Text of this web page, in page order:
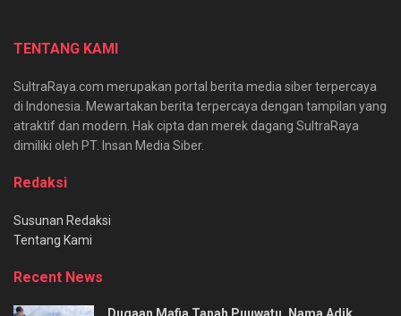
TENTANG KAMI
SultraRaya.com merupakan portal berita media siber terpercaya
di Indonesia. Mewartakan berita terpercaya dengan tampilan yang
atraktif dan modern. Hak cipta dan merek dagang SultraRaya
dimiliki oleh PT. Insan Media Siber.
Redaksi
Susunan Redaksi
Tentang Kami
Recent News
Dugaan Mafia Tanah Puuwatu, Nama Adik